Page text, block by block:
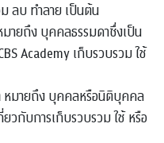
ลบ ทำลาย เป็นต้น
มายถึง บุคคลธรรมดาซึ่งเป็น
Academy เก็บรวบรวม ใช้
หมายถึง บุคคลหรือนิติบุคคล
วกับการเก็บรวบรวม ใช้ หรือ